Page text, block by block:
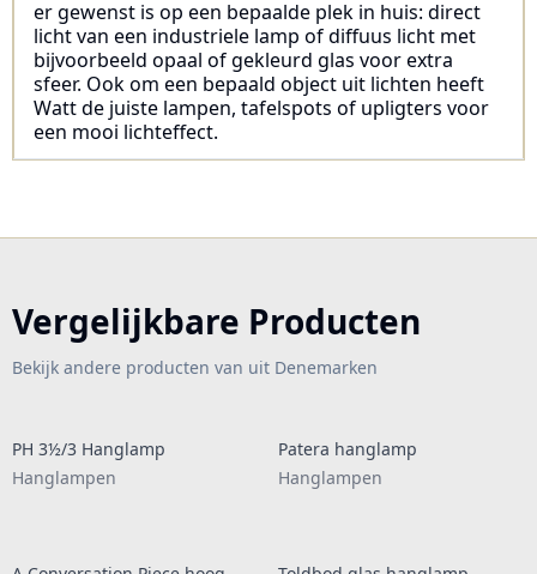
er gewenst is op een bepaalde plek in huis: direct
licht van een industriele lamp of diffuus licht met
bijvoorbeeld opaal of gekleurd glas voor extra
sfeer. Ook om een bepaald object uit lichten heeft
Watt de juiste lampen, tafelspots of upligters voor
een mooi lichteffect.
Vergelijkbare Producten
Bekijk andere producten van uit Denemarken
PH 3½/3 Hanglamp
Hanglampen
Patera hanglamp
Hanglampen